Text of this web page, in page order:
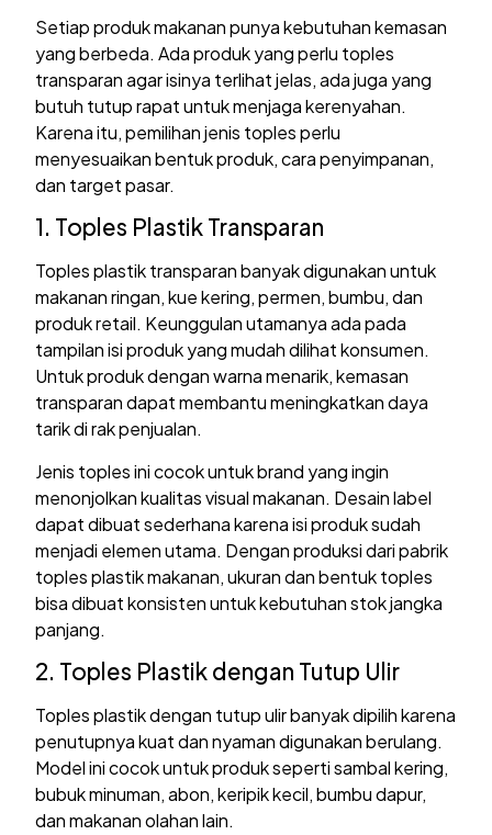
Setiap produk makanan punya kebutuhan kemasan
yang berbeda. Ada produk yang perlu toples
transparan agar isinya terlihat jelas, ada juga yang
butuh tutup rapat untuk menjaga kerenyahan.
Karena itu, pemilihan jenis toples perlu
menyesuaikan bentuk produk, cara penyimpanan,
dan target pasar.
1. Toples Plastik Transparan
Toples plastik transparan banyak digunakan untuk
makanan ringan, kue kering, permen, bumbu, dan
produk retail. Keunggulan utamanya ada pada
tampilan isi produk yang mudah dilihat konsumen.
Untuk produk dengan warna menarik, kemasan
transparan dapat membantu meningkatkan daya
tarik di rak penjualan.
Jenis toples ini cocok untuk brand yang ingin
menonjolkan kualitas visual makanan. Desain label
dapat dibuat sederhana karena isi produk sudah
menjadi elemen utama. Dengan produksi dari pabrik
toples plastik makanan, ukuran dan bentuk toples
bisa dibuat konsisten untuk kebutuhan stok jangka
panjang.
2. Toples Plastik dengan Tutup Ulir
Toples plastik dengan tutup ulir banyak dipilih karena
penutupnya kuat dan nyaman digunakan berulang.
Model ini cocok untuk produk seperti sambal kering,
bubuk minuman, abon, keripik kecil, bumbu dapur,
dan makanan olahan lain.